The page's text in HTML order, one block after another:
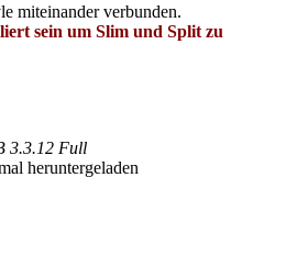
miteinander verbunden.
sein um Slim und Split zu
3.3.12 Full
heruntergeladen